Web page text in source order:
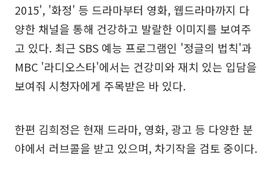
2015', '화정' 등 드라마부터 영화, 웹드라마까지 다
양한 채널을 통해 건강하고 발랄한 이미지를 보여주
고 있다. 최근 SBS 예능 프로그램인 '정글의 법칙'과
MBC '라디오스타'에서는 건강미와 재치 있는 입담을
보여줘 시청자에게 주목받은 바 있다.
한편 김희정은 현재 드라마, 영화, 광고 등 다양한 분
야에서 러브콜을 받고 있으며, 차기작을 검토 중이다.